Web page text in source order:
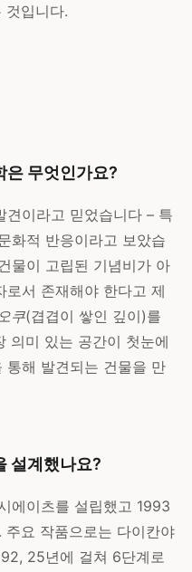
것입니다.
은 무엇인가요?
이라고 믿었습니다 – 특
화적 반응이라고 보았습
물이 고립된 기념비가 아
서 존재해야 한다고 제
오쿠(겹겹이 쌓인 깊이)를
의미 있는 공간이 첫눈에
통해 발견되는 건물을 만
설계했나요?
에이츠를 설립했고 1993
주요 작품으로는 다이칸야
25년에 걸쳐 6단계로